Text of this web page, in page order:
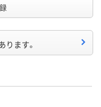
ります。